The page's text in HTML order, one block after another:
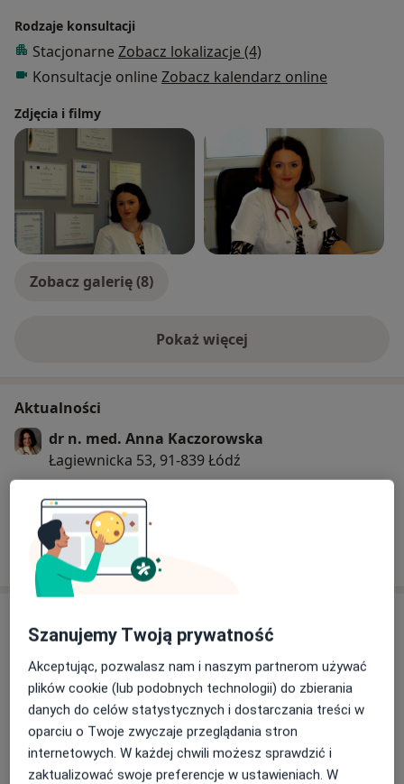
stałe pogłębianie swojej wiedzy i umiejętności.
Posiada bardzo dobrą znajomość języka angielskiego.
Rodzaje konsultacji
Stacjonarne Zobacz lokalizacje (4)
Konsultacje online Zobacz kalendarz online
Zdjęcia i filmy
Zobacz galerię (8)
Pokaż więcejo doświadczeniu
Aktualności
dr n. med. Anna Kaczorowska
Łagiewnicka 53, 91-839 Łódź
telefoniczny z Salve.
08/07/2022
Od 250 zł Szczegóły Umów wizytę
Laser frakcyjny
Od 300 zł Szczegóły Umów wizytę
Szanujemy Twoją prywatność
Akceptując, pozwalasz nam i naszym partnerom używać
plików cookie (lub podobnych technologii) do zbierania
danych do celów statystycznych i dostarczania treści w
oparciu o Twoje zwyczaje przeglądania stron
internetowych. W każdej chwili możesz sprawdzić i
zaktualizować swoje preferencje w ustawieniach. W